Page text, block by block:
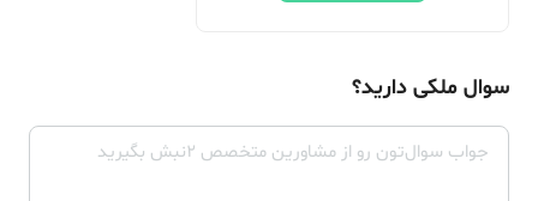
سوال ملکی دارید؟